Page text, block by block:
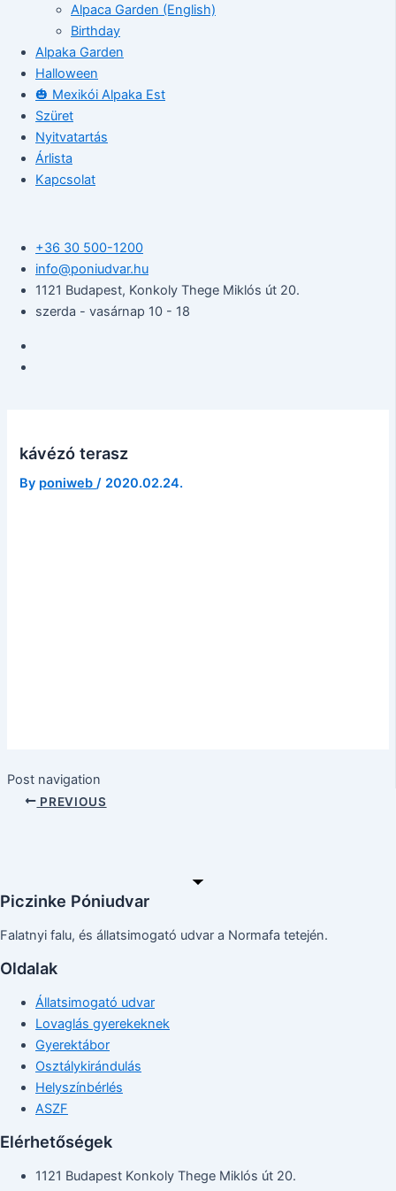
Alpaca Garden (English)
Birthday
Alpaka Garden
Halloween
🎃 Mexikói Alpaka Est
Szüret
Nyitvatartás
Árlista
Kapcsolat
+36 30 500-1200​
info@poniudvar.hu
1121 Budapest, Konkoly Thege Miklós út 20.
szerda - vasárnap 10 - 18
kávézó terasz
By poniweb/ 2020.02.24.
Post navigation
PREVIOUS
Piczinke Póniudvar
Falatnyi falu, és állatsimogató udvar a Normafa tetején.
Oldalak
Állatsimogató udvar
Lovaglás gyerekeknek
Gyerektábor
Osztálykirándulás
Helyszínbérlés
ASZF
Elérhetőségek
1121 Budapest Konkoly Thege Miklós út 20.